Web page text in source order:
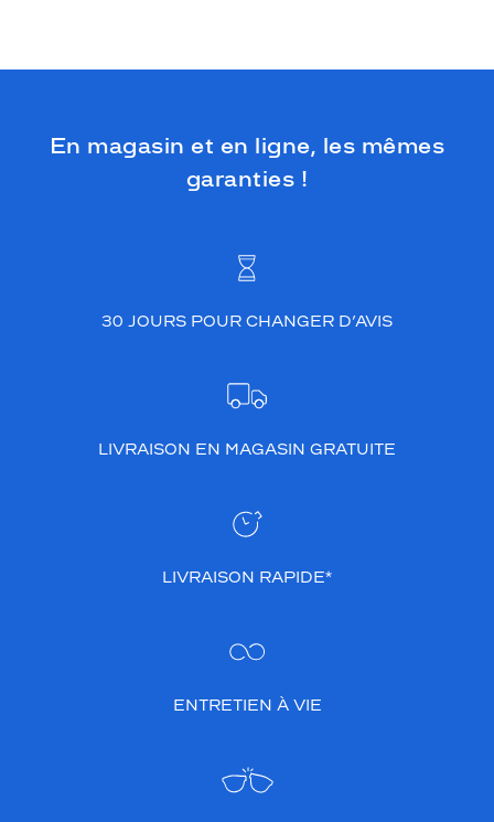
En magasin et en ligne, les mêmes
garanties !
30 JOURS POUR CHANGER D’AVIS
LIVRAISON EN MAGASIN GRATUITE
LIVRAISON RAPIDE*
ENTRETIEN À VIE